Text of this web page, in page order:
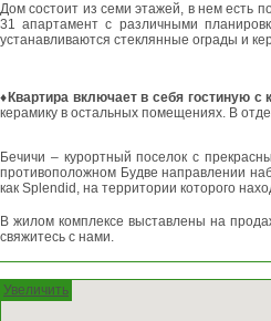
Дом состоит из семи этажей, в нем есть
31 апартамент с различными
устанавливаются стеклянные ограды и
♦Квартира включает в себя гостиную
керамику в остальных помещениях. В
Бечичи – курортный поселок с
противоположном Будве направлении
как Splendid, на территории которого
В жилом комплексе выставлены на
свяжитесь с нами.
Увеличить